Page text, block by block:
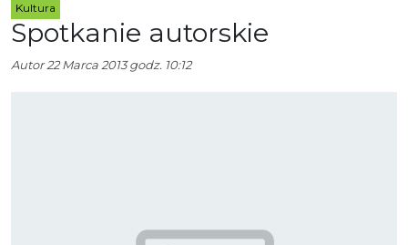
Kultura
Spotkanie autorskie
Autor22 Marca 2013 godz. 10:12